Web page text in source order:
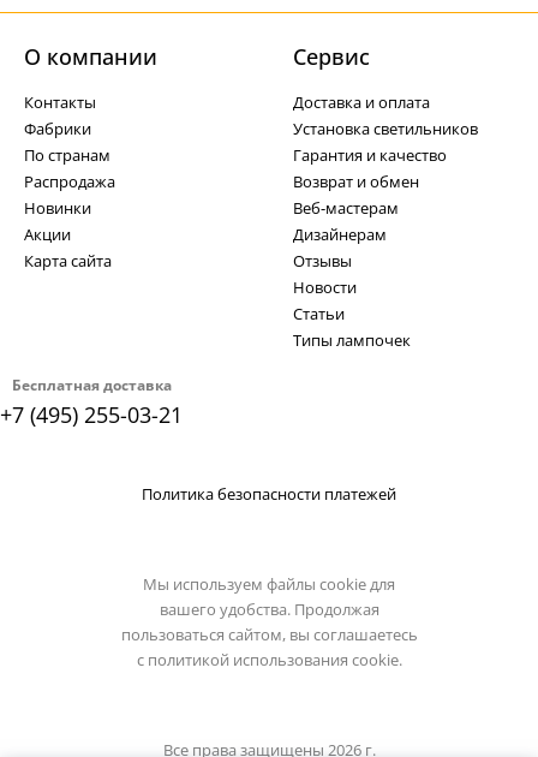
Бесплатная доставка
+7 (495) 255-03-21
О компании
Контакты
Фабрики
По странам
Распродажа
Новинки
Акции
Карта сайта
Cервис
Доставка и оплата
Установка светильников
Гарантия и качество
Возврат и обмен
Веб-мастерам
Дизайнерам
Отзывы
Новости
Статьи
Типы лампочек
Политика безопасности платежей
Мы используем файлы cookie для
вашего удобства. Продолжая
пользоваться сайтом, вы соглашаетесь
с политикой использования cookie.
Все права защищены 2026 г.